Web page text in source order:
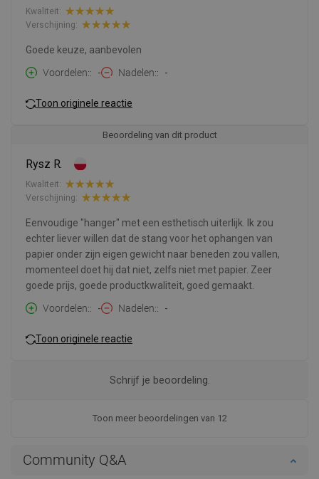
Kwaliteit:
Verschijning:
Goede keuze, aanbevolen
Voordelen:
- Nadelen: -
Toon originele reactie
Beoordeling van dit product
Rysz R.
Kwaliteit:
Verschijning:
Eenvoudige "hanger" met een esthetisch uiterlijk. Ik zou
echter liever willen dat de stang voor het ophangen van
papier onder zijn eigen gewicht naar beneden zou vallen,
momenteel doet hij dat niet, zelfs niet met papier. Zeer
goede prijs, goede productkwaliteit, goed gemaakt.
Voordelen:
- Nadelen: -
Toon originele reactie
Toon meer beoordelingen van 12
Schrijf je beoordeling.
Community Q&A